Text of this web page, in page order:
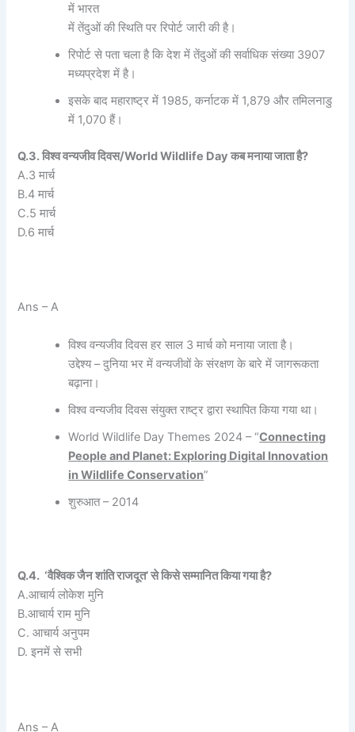
में भारत
में तेंदुओं की स्थिति पर रिपोर्ट जारी की है।
रिपोर्ट से पता चला है कि देश में तेंदुओं की सर्वाधिक संख्या 3907
मध्यप्रदेश में है।
इसके बाद महाराष्ट्र में 1985, कर्नाटक में 1,879 और तमिलनाडु
में 1,070 हैं।
Q.3. विश्व वन्यजीव दिवस/World Wildlife Day कब मनाया जाता है?
A.3 मार्च
B.4 मार्च
C.5 मार्च
D.6 मार्च
Ans – A
विश्व वन्यजीव दिवस हर साल 3 मार्च को मनाया जाता है।
उद्देश्य – दुनिया भर में वन्यजीवों के संरक्षण के बारे में जागरूकता
बढ़ाना।
विश्व वन्यजीव दिवस संयुक्त राष्ट्र द्वारा स्थापित किया गया था।
World Wildlife Day Themes 2024 – “Connecting
People and Planet: Exploring Digital Innovation
in Wildlife Conservation”
शुरुआत – 2014
Q.4. ‘वैश्विक जैन शांति राजदूत’ से किसे सम्मानित किया गया है?
A.आचार्य लोकेश मुनि
B.आचार्य राम मुनि
C. आचार्य अनुपम
D. इनमें से सभी
Ans – A